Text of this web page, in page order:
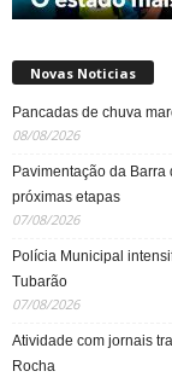
Novas Noticias
Pancadas de chuva
08/08/2026
Pavimentação da
próximas etapas
07/08/2026
Polícia Municipal
Tubarão
07/08/2026
Atividade com jornais
Rocha